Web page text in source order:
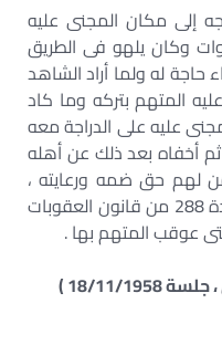
إلى مكان المجنى عليه
وكان يلهو فى الطريق
حاجة له ولما أراد الشاهد
المتهم بتركه وما كاد
عليه على الدراجة معه
أخفاه بعد ذلك عن أهله
لهم حق ضمه ورعايته ،
فإن ذلك مما يدخل فى نطاق المادة 288 من قانون العقوبات
عوقب المتهم بها .